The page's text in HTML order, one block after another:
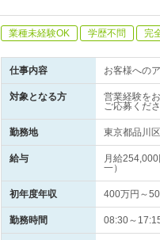
業種未経験OK 学歴不問 完
仕事内容 お客様への
対象となる方
営業経験を
ご応募くださ
勤務地 東京都品川
給与
月給
一）
初年度年収 400万円～
勤務時間 08:30～